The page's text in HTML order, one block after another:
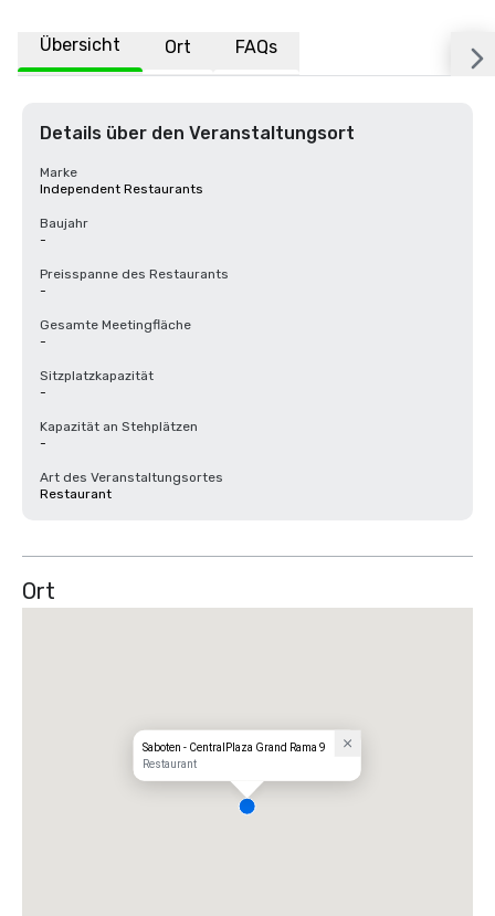
Übersicht Ort FAQs
Details über den Veranstaltungsort
Marke
Independent Restaurants
Baujahr
-
Preisspanne des Restaurants
-
Gesamte Meetingfläche
-
Sitzplatzkapazität
-
Kapazität an Stehplätzen
-
Art des Veranstaltungsortes
Restaurant
Ort
Saboten - CentralPlaza Grand Rama 9
Restaurant